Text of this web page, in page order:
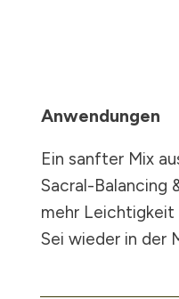
Anwendungen
Ein sanfter Mix
Sacral-Balancing
mehr Leichtigkeit
Sei wieder in der